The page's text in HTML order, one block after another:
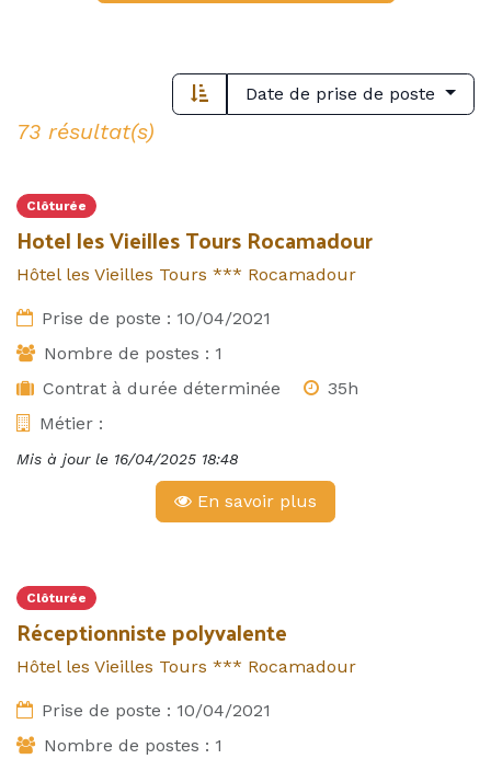
Date de prise de poste
73 résultat(s)
Clôturée
Hotel les Vieilles Tours Rocamadour
Hôtel les Vieilles Tours *** Rocamadour
Prise de poste : 10/04/2021
Nombre de postes : 1
Contrat à durée déterminée
35h
Métier :
Mis à jour le 16/04/2025 18:48
En savoir plus
Clôturée
Réceptionniste polyvalente
Hôtel les Vieilles Tours *** Rocamadour
Prise de poste : 10/04/2021
Nombre de postes : 1